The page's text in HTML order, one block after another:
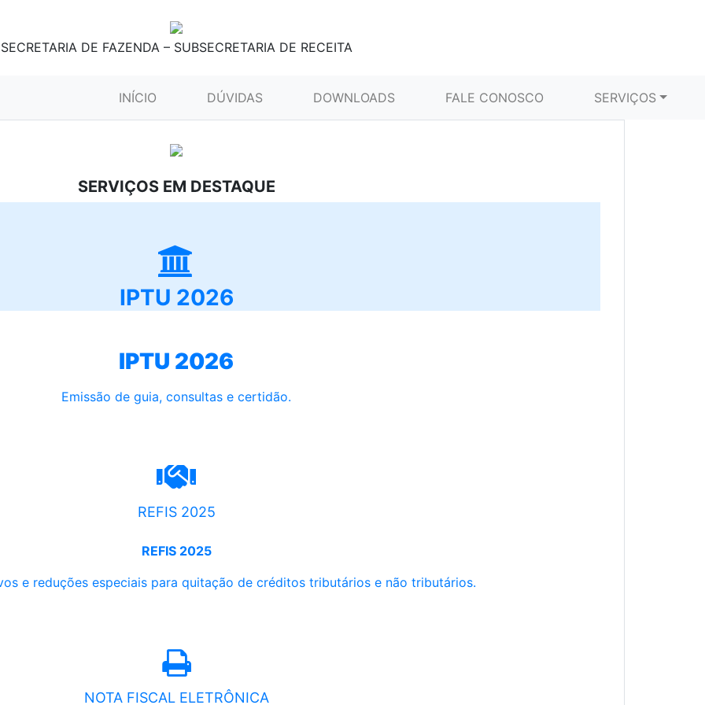
SECRETARIA DE FAZENDA – SUBSECRETARIA DE RECEITA
INÍCIO (CURRENT)DÚVIDAS DOWNLOADS FALE CONOSCO SERVIÇOS
SERVIÇOS EM DESTAQUE
IPTU 2026
IPTU 2026
Emissão de guia, consultas e certidão.
REFIS 2025
REFIS 2025
e reduções especiais para quitação de créditos tributários e não tributários.
NOTA FISCAL ELETRÔNICA